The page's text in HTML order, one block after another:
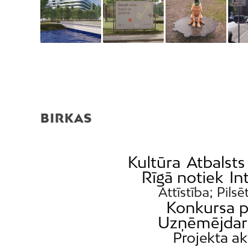
BIRKAS
Kultūra
Rīgā notiek
Attīstība;
Konkursa
Projekta